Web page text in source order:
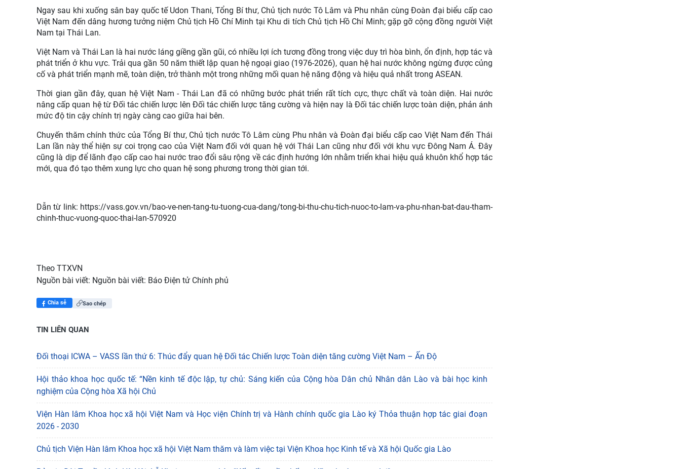
Ngay sau khi xuống sân bay quốc tế Udon Thani, Tổng Bí thư, Chủ tịch nước Tô Lâm và Phu nhân cùng Đoàn đại biểu cấp cao
Việt Nam đến dâng hương tưởng niệm Chủ tịch Hồ Chí Minh tại Khu di tích Chủ tịch Hồ Chí Minh; gặp gỡ cộng đồng người Việt
Nam tại Thái Lan.
Việt Nam và Thái Lan là hai nước láng giềng gần gũi, có nhiều lợi ích tương đồng trong việc duy trì hòa bình, ổn định, hợp tác và
phát triển ở khu vực. Trải qua gần 50 năm thiết lập quan hệ ngoại giao (1976-2026), quan hệ hai nước không ngừng được củng
cố và phát triển mạnh mẽ, toàn diện, trở thành một trong những mối quan hệ năng động và hiệu quả nhất trong ASEAN.
Thời gian gần đây, quan hệ Việt Nam - Thái Lan đã có những bước phát triển rất tích cực, thực chất và toàn diện. Hai nước
nâng cấp quan hệ từ Đối tác chiến lược lên Đối tác chiến lược tăng cường và hiện nay là Đối tác chiến lược toàn diện, phản ánh
mức độ tin cậy chính trị ngày càng cao giữa hai bên.
Chuyến thăm chính thức của Tổng Bí thư, Chủ tịch nước Tô Lâm cùng Phu nhân và Đoàn đại biểu cấp cao Việt Nam đến Thái
Lan lần này thể hiện sự coi trọng cao của Việt Nam đối với quan hệ với Thái Lan cũng như đối với khu vực Đông Nam Á. Đây
cũng là dịp để lãnh đạo cấp cao hai nước trao đổi sâu rộng về các định hướng lớn nhằm triển khai hiệu quả khuôn khổ hợp tác
mới, qua đó tạo thêm xung lực cho quan hệ song phương trong thời gian tới.
Dẫn từ link: https://vass.gov.vn/bao-ve-nen-tang-tu-tuong-cua-dang/tong-bi-thu-chu-tich-nuoc-to-lam-va-phu-nhan-bat-dau-tham-
chinh-thuc-vuong-quoc-thai-lan-570920
Theo TTXVN
Nguồn bài viết: Nguồn bài viết: Báo Điện tử Chính phủ
Chia sẻ Sao chép
TIN LIÊN QUAN
Đối thoại ICWA – VASS lần thứ 6: Thúc đẩy quan hệ Đối tác Chiến lược Toàn diện tăng cường Việt Nam – Ấn Độ
Hội thảo khoa học quốc tế: “Nền kinh tế độc lập, tự chủ: Sáng kiến của Cộng hòa Dân chủ Nhân dân Lào và bài học kinh
nghiệm của Cộng hòa Xã hội Chủ
Viện Hàn lâm Khoa học xã hội Việt Nam và Học viện Chính trị và Hành chính quốc gia Lào ký Thỏa thuận hợp tác giai đoạn
2026 - 2030
Chủ tịch Viện Hàn lâm Khoa học xã hội Việt Nam thăm và làm việc tại Viện Khoa học Kinh tế và Xã hội Quốc gia Lào